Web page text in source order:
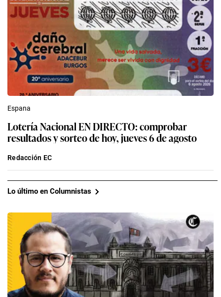
Espana
Lotería Nacional EN DIRECTO: comprobar
resultados y sorteo de hoy, jueves 6 de agosto
Redacción EC
Lo último en Columnistas